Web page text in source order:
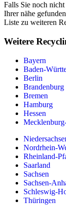
Falls Sie noch
Ihrer nähe
Liste zu weiteren
Weitere
Bayern
Baden-
Berlin
Brandenburg
Bremen
Hamburg
Hessen
Nordrhein-
Rheinland-
Saarland
Sachsen
Sachsen-
Schleswig-
Thüringen